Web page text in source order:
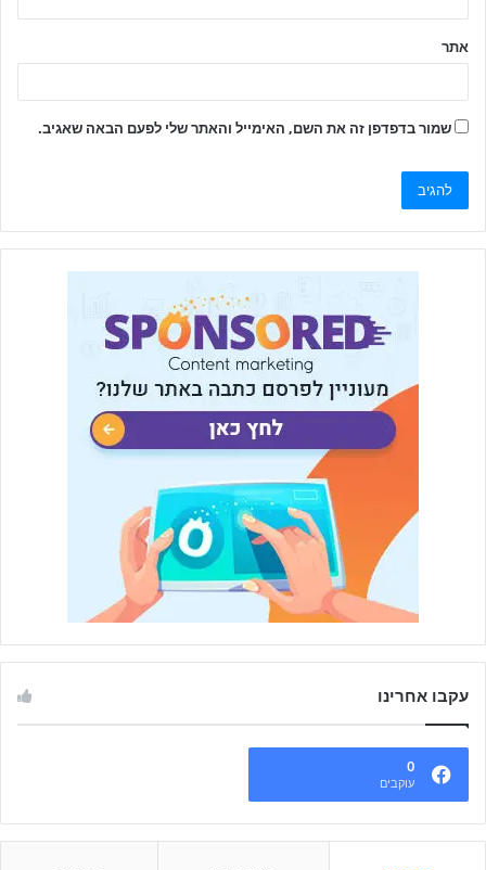
אתר
שמור בדפדפן זה את השם, האימייל והאתר שלי לפעם הבאה שאגיב.
עקבו אחרינו
0
עוקבים